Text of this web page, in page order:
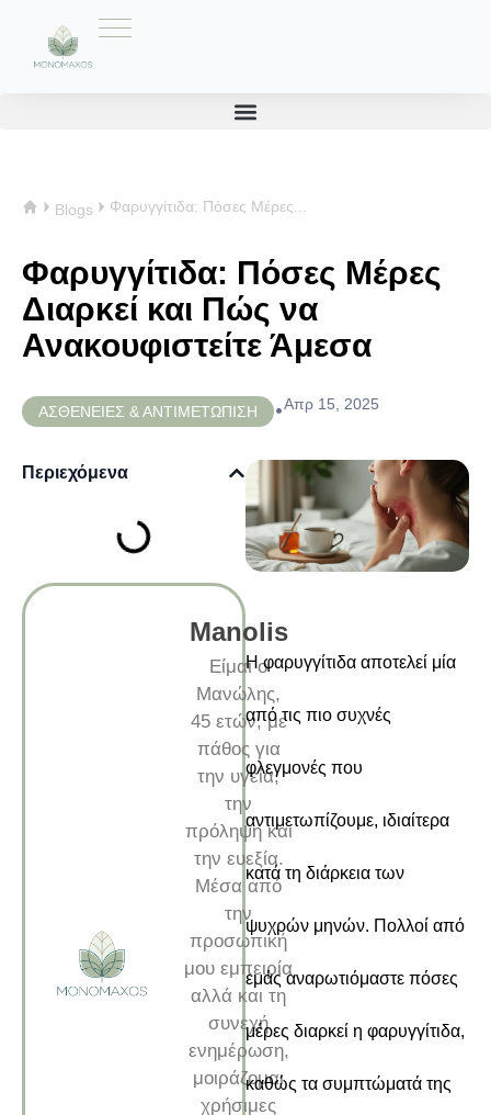
Blogs Φαρυγγίτιδα: Πόσες Μέρες...
Φαρυγγίτιδα: Πόσες Μέρες
Διαρκεί και Πώς να
Ανακουφιστείτε Άμεσα
ΑΣΘΕΝΕΙΕΣ & ΑΝΤΙΜΕΤΩΠΙΣΗ •Απρ 15, 2025
Περιεχόμενα
Manolis
Είμαι ο
Μανώλης,
45 ετών, με
πάθος για
την υγεία,
την
πρόληψη και
την ευεξία.
Μέσα από
την
προσωπική
μου εμπειρία
αλλά και τη
συνεχή
ενημέρωση,
μοιράζομαι
χρήσιμες
Η φαρυγγίτιδα αποτελεί μία
από τις πιο συχνές
φλεγμονές που
αντιμετωπίζουμε, ιδιαίτερα
κατά τη διάρκεια των
ψυχρών μηνών. Πολλοί από
εμάς αναρωτιόμαστε πόσες
μέρες διαρκεί η φαρυγγίτιδα,
καθώς τα συμπτώματά της